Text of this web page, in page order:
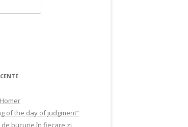
of the day of judgment”
de bucurie în fiecare zi